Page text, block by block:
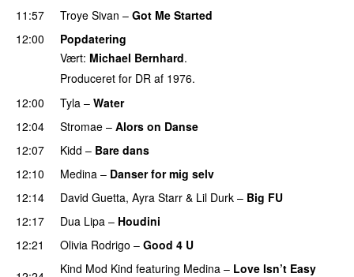
11:57 Troye Sivan – Got Me Started
12:00
Popdatering
Vært: Michael Bernhard.
Produceret for DR af 1976.
12:00
Tyla – Water
12:04 Stromae – Alors on Danse
12:07 Kidd – Bare dans
12:10
Medina – Danser for mig selv
12:14
David Guetta, Ayra Starr & Lil Durk – Big FU
12:17 Dua Lipa – Houdini
12:21
Olivia Rodrigo – Good 4 U
Kind Mod Kind featuring Medina – Love Isn’t Easy